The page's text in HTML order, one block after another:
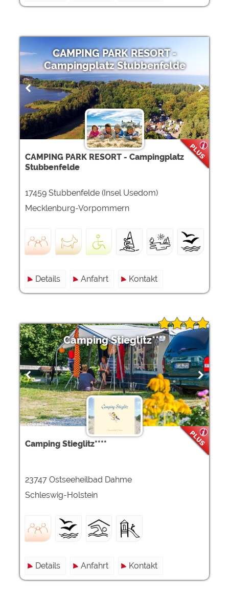
CAMPING PARK RESORT -
Campingplatz Stubbenfelde
CAMPING PARK RESORT - Campingplatz
Stubbenfelde
17459 Stubbenfelde (Insel Usedom)
Mecklenburg-Vorpommern
Details Anfahrt Kontakt
Camping Stieglitz****
Camping Stieglitz****
23747 Ostseeheilbad Dahme
Schleswig-Holstein
Details Anfahrt Kontakt